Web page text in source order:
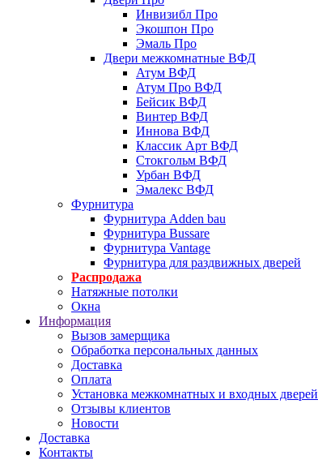
Инвизибл Про
Экошпон Про
Эмаль Про
Двери межкомнатные ВФД
Атум ВФД
Атум Про ВФД
Бейсик ВФД
Винтер ВФД
Иннова ВФД
Классик Арт ВФД
Стокгольм ВФД
Урбан ВФД
Эмалекс ВФД
Фурнитура
Фурнитура Adden bau
Фурнитура Bussare
Фурнитура Vantage
Фурнитура для раздвижных дверей
Распродажа
Натяжные потолки
Окна
Информация
Вызов замерщика
Обработка персональных данных
Доставка
Оплата
Установка межкомнатных и входных дверей
Отзывы клиентов
Новости
Доставка
Контакты